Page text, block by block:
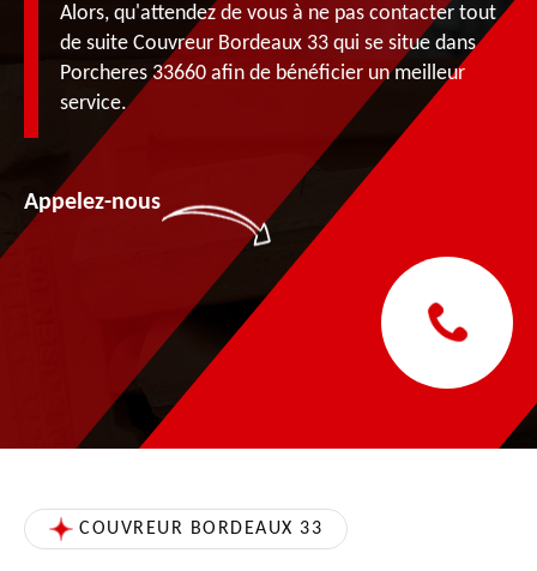
Alors, qu'attendez de vous à ne pas contacter tout
de suite Couvreur Bordeaux 33 qui se situe dans
Porcheres 33660 afin de bénéficier un meilleur
service.
Appelez-nous
COUVREUR BORDEAUX 33